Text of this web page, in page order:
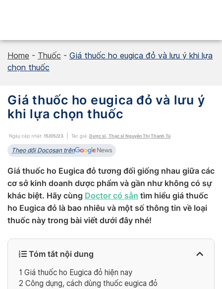
Home - Thuốc - Giá thuốc ho eugica đỏ và lưu ý khi lựa
chọn thuốc
Giá thuốc ho eugica đỏ và lưu ý
khi lựa chọn thuốc
Ngày cập nhật: 15/05/23 Tác giả: Dược sĩ, Thạc sĩ Nguyễn Thị Thanh Tú
Theo dõi Docosan trên
Giá thuốc ho Eugica đỏ tương đối giống nhau giữa các
cơ sở kinh doanh dược phẩm và gần như không có sự
khác biệt. Hãy cùng Doctor có sẵn tìm hiểu giá thuốc
ho Eugica đỏ là bao nhiêu và một số thông tin về loại
thuốc này trong bài viết dưới đây nhé!
Tóm tắt nội dung
1 Giá thuốc ho Eugica đỏ hiện nay
2 Công dụng, cách dùng thuốc eugica đỏ